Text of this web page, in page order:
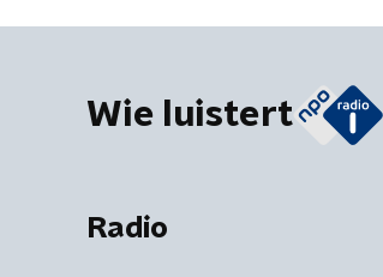
Wie luistert
Radio